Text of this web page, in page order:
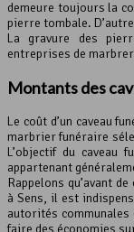
demeure toujours la
pierre tombale.
La gravure des
entreprises de
Montants des
Le coût d’un caveau
marbrier funéraire
L’objectif du caveau
appartenant
Rappelons qu’avant
à Sens, il est
autorités communales